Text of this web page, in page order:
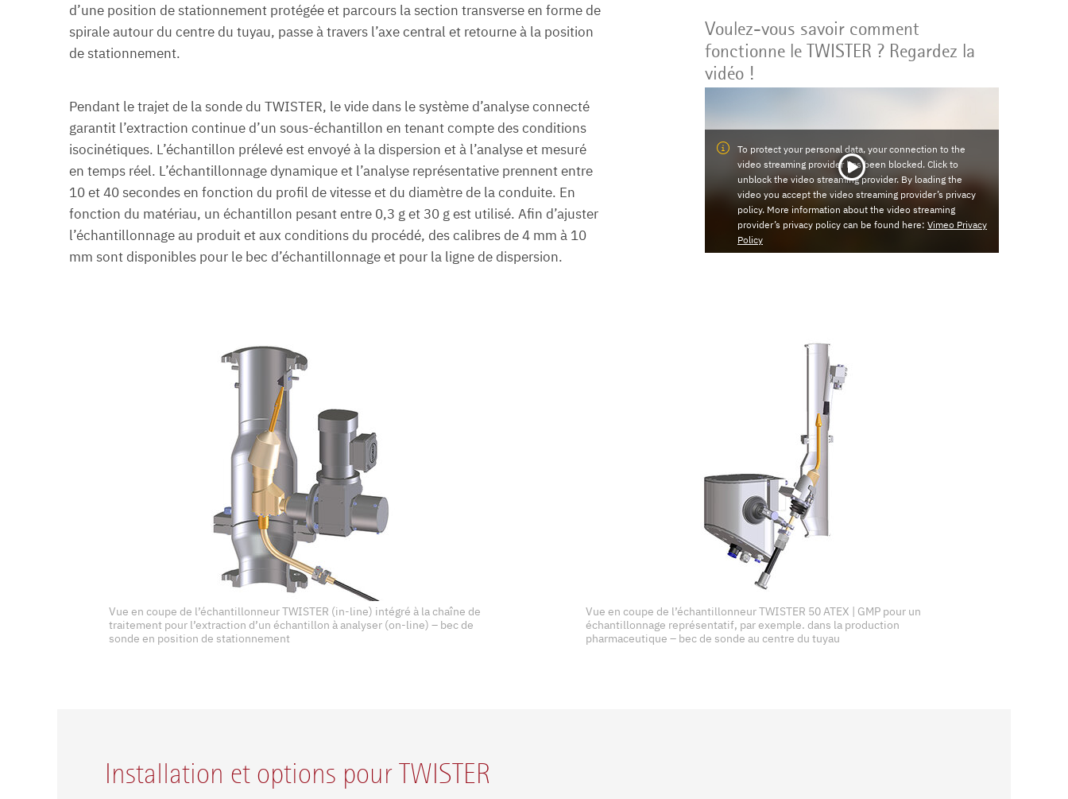
d’une position de stationnement protégée et parcours la section transverse en forme de
spirale autour du centre du tuyau, passe à travers l’axe central et retourne à la position
de stationnement.
Pendant le trajet de la sonde du TWISTER, le vide dans le système d’analyse connecté
garantit l’extraction continue d’un sous-échantillon en tenant compte des conditions
isocinétiques. L’échantillon prélevé est envoyé à la dispersion et à l’analyse et mesuré
en temps réel. L’échantillonnage dynamique et l’analyse représentative prennent entre
10 et 40 secondes en fonction du profil de vitesse et du diamètre de la conduite. En
fonction du matériau, un échantillon pesant entre 0,3 g et 30 g est utilisé. Afin d’ajuster
l’échantillonnage au produit et aux conditions du procédé, des calibres de 4 mm à 10
mm sont disponibles pour le bec d’échantillonnage et pour la ligne de dispersion.
Voulez-vous savoir comment
fonctionne le TWISTER ? Regardez la
vidéo !
To protect your personal data, your connection to the
video streaming provider has been blocked. Click to
unblock the video streaming provider. By loading the
video you accept the video streaming provider’s privacy
policy. More information about the video streaming
provider’s privacy policy can be found here: Vimeo Privacy
Policy
Vue en coupe de l’échantillonneur TWISTER (in-line) intégré à la chaîne de
traitement pour l’extraction d’un échantillon à analyser (on-line) – bec de
sonde en position de stationnement
Vue en coupe de l’échantillonneur TWISTER 50 ATEX | GMP pour un
échantillonnage représentatif, par exemple. dans la production
pharmaceutique – bec de sonde au centre du tuyau
Installation et options pour TWISTER